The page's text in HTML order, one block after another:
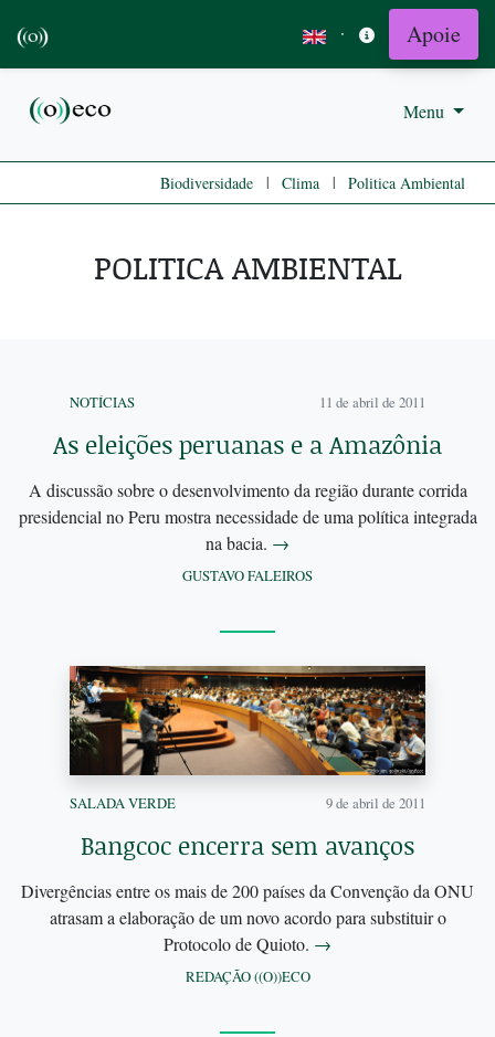
· Apoie
Menu
Biodiversidade | Clima | Politica Ambiental
POLITICA AMBIENTAL
NOTÍCIAS 11 de abril de 2011
As eleições peruanas e a Amazônia
A discussão sobre o desenvolvimento da região durante corrida
presidencial no Peru mostra necessidade de uma política integrada
na bacia. →
GUSTAVO FALEIROS
SALADA VERDE 9 de abril de 2011
Bangcoc encerra sem avanços
Divergências entre os mais de 200 países da Convenção da ONU
atrasam a elaboração de um novo acordo para substituir o
Protocolo de Quioto. →
REDAÇÃO ((O))ECO